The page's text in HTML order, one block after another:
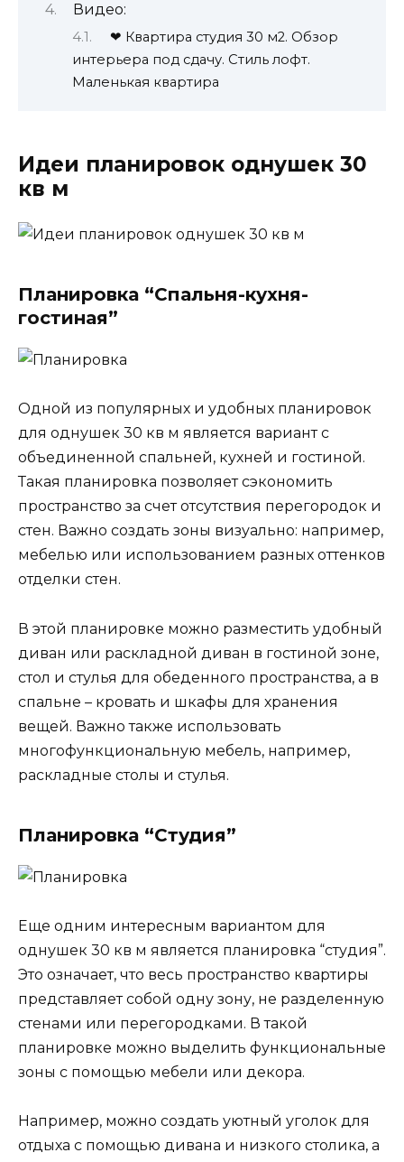
Видео:
❤ Квартира студия 30 м2. Обзор
интерьера под сдачу. Стиль лофт.
Маленькая квартира
Идеи планировок однушек 30
кв м
Планировка “Спальня-кухня-
гостиная”
Одной из популярных и удобных планировок
для однушек 30 кв м является вариант с
объединенной спальней, кухней и гостиной.
Такая планировка позволяет сэкономить
пространство за счет отсутствия перегородок и
стен. Важно создать зоны визуально: например,
мебелью или использованием разных оттенков
отделки стен.
В этой планировке можно разместить удобный
диван или раскладной диван в гостиной зоне,
стол и стулья для обеденного пространства, а в
спальне – кровать и шкафы для хранения
вещей. Важно также использовать
многофункциональную мебель, например,
раскладные столы и стулья.
Планировка “Студия”
Еще одним интересным вариантом для
однушек 30 кв м является планировка “студия”.
Это означает, что весь пространство квартиры
представляет собой одну зону, не разделенную
стенами или перегородками. В такой
планировке можно выделить функциональные
зоны с помощью мебели или декора.
Например, можно создать уютный уголок для
отдыха с помощью дивана и низкого столика, а